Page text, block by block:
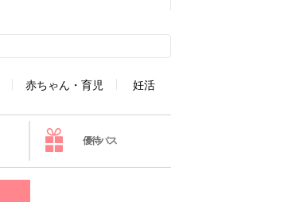
赤ちゃん・育児 妊活
優待パス